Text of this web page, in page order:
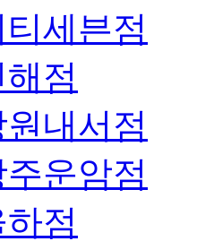
티세븐점
점
원내서점
주운암점
점